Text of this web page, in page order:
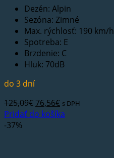
Dezén: Alpin
Sezóna: Zimné
Max. rýchlosť: 190 km/h
Spotreba: E
Brzdenie: C
Hluk: 70dB
do 3 dní
125,09€ Pôvodná
cena
76,56€Aktuálna
cena
s DPH
Pridať do košíka
-37%